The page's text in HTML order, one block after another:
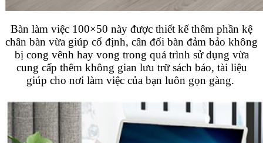
Bàn làm việc 100×50 này được thiết kế thêm phần kệ
chân bàn vừa giúp cố định, cân đối bàn đảm bảo không
bị cong vênh hay vong trong quá trình sử dụng vừa
cung cấp thêm không gian lưu trữ sách báo, tài liệu
giúp cho nơi làm việc của bạn luôn gọn gàng.